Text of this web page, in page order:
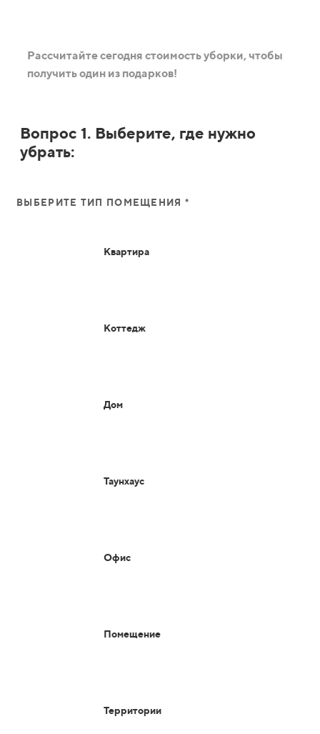
Рассчитайте сегодня стоимость уборки, чтобы
получить один из подарков!
Вопрос 1. Выберите, где нужно
убрать:
ВЫБЕРИТЕ ТИП ПОМЕЩЕНИЯ *
Квартира
Коттедж
Дом
Таунхаус
Офис
Помещение
Территории